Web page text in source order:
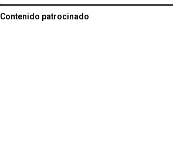
Contenido patrocinado